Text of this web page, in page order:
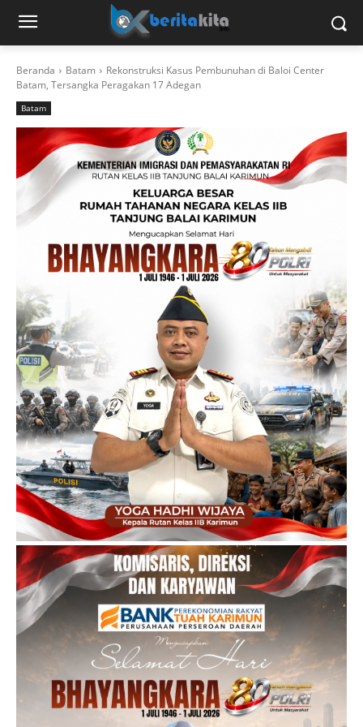
Beranda Batam
Rekonstruksi Kasus Pembunuhan di Baloi Center
Batam, Tersangka Peragakan 17 Adegan
Batam